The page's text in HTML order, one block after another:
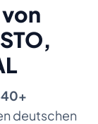
deutschen